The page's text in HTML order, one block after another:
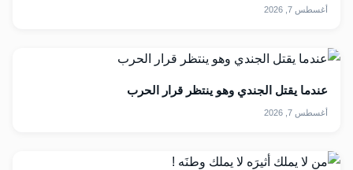
أغسطس 7, 2026
عندما يقتل الجندي وهو ينتظر قرار الحرب
أغسطس 7, 2026